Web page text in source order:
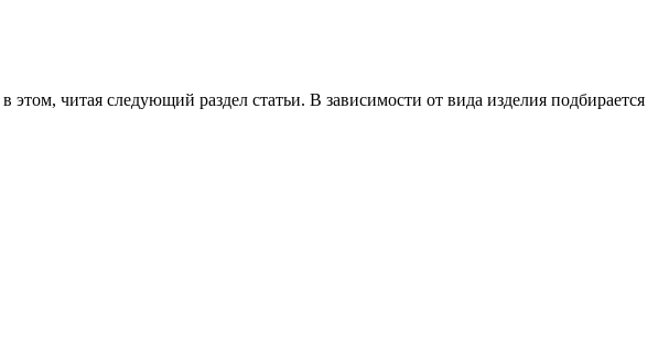
читая следующий раздел статьи. В зависимости от вида изделия подбирается